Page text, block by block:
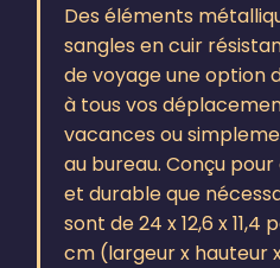
Des éléments
sangles en cuir
de voyage une option
à tous vos
vacances ou
au bureau. Conçu
et durable que
sont de 24 x 12,6 x 11,4
cm (largeur x hauteur